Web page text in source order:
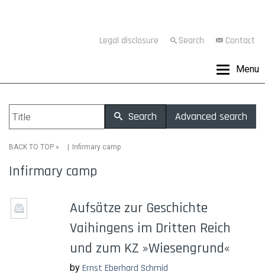
Legal disclosure Search Contact
Menu
Search Advanced search
BACK TO TOP » Infirmary camp
Infirmary camp
Aufsätze zur Geschichte
Vaihingens im Dritten Reich
und zum KZ »Wiesengrund«
by Ernst Eberhard Schmid